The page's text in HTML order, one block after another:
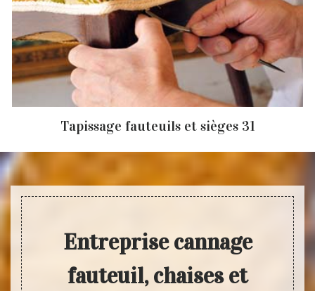
Tapissage fauteuils et sièges 31
Entreprise cannage
fauteuil, chaises et